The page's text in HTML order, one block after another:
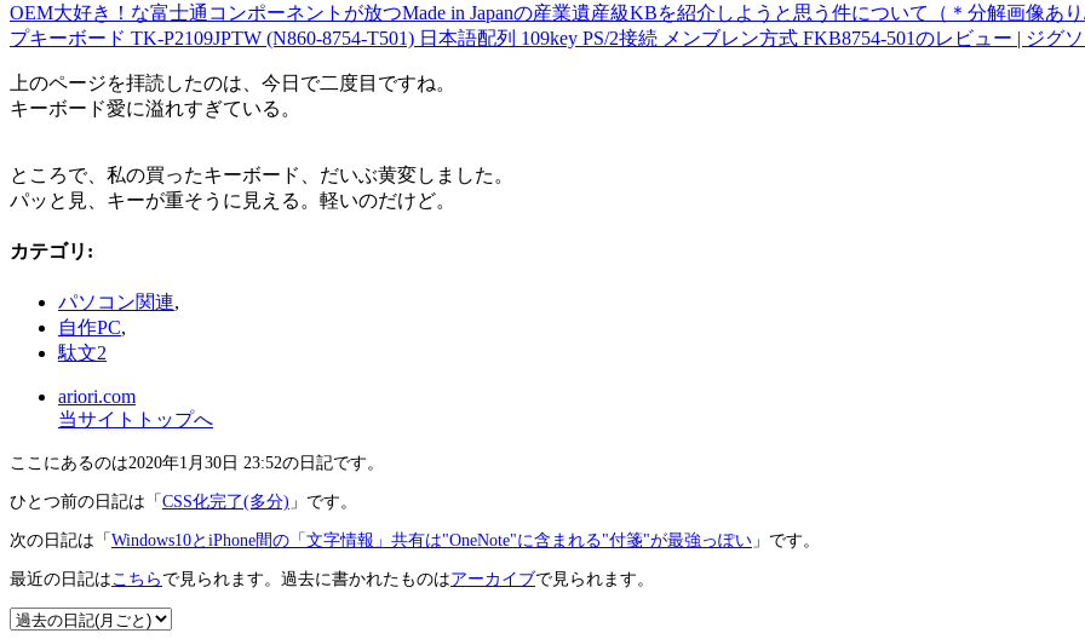
OEM大好き！な富士通コンポーネントが放つMade in Japanの産業遺産級KBを紹介しようと思う件について（＊分解画像あ
プキーボード TK-P2109JPTW (N860-8754-T501) 日本語配列 109key PS/2接続 メンブレン方式 FKB8754-501のレビュー | ジグ
上のページを拝読したのは、今日で二度目ですね。
キーボード愛に溢れすぎている。
ところで、私の買ったキーボード、だいぶ黄変しました。
パッと見、キーが重そうに見える。軽いのだけど。
カテゴリ :
パソコン関連,
自作PC,
駄文2
ariori.com
当サイトトップへ
ここにあるのは2020年1月30日 23:52の日記です。
ひとつ前の日記は「 CSS化完了(多分) 」です。
次の日記は「 Windows10とiPhone間の「文字情報」共有は"OneNote"に含まれる"付箋"が最強っぽい 」です。
最近の日記はこちら で見られます。過去に書かれたものはアーカイブで見られます。